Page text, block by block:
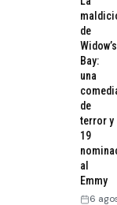
de
Widow’s
Bay:
una
de
terror y
19
al
Emmy
6